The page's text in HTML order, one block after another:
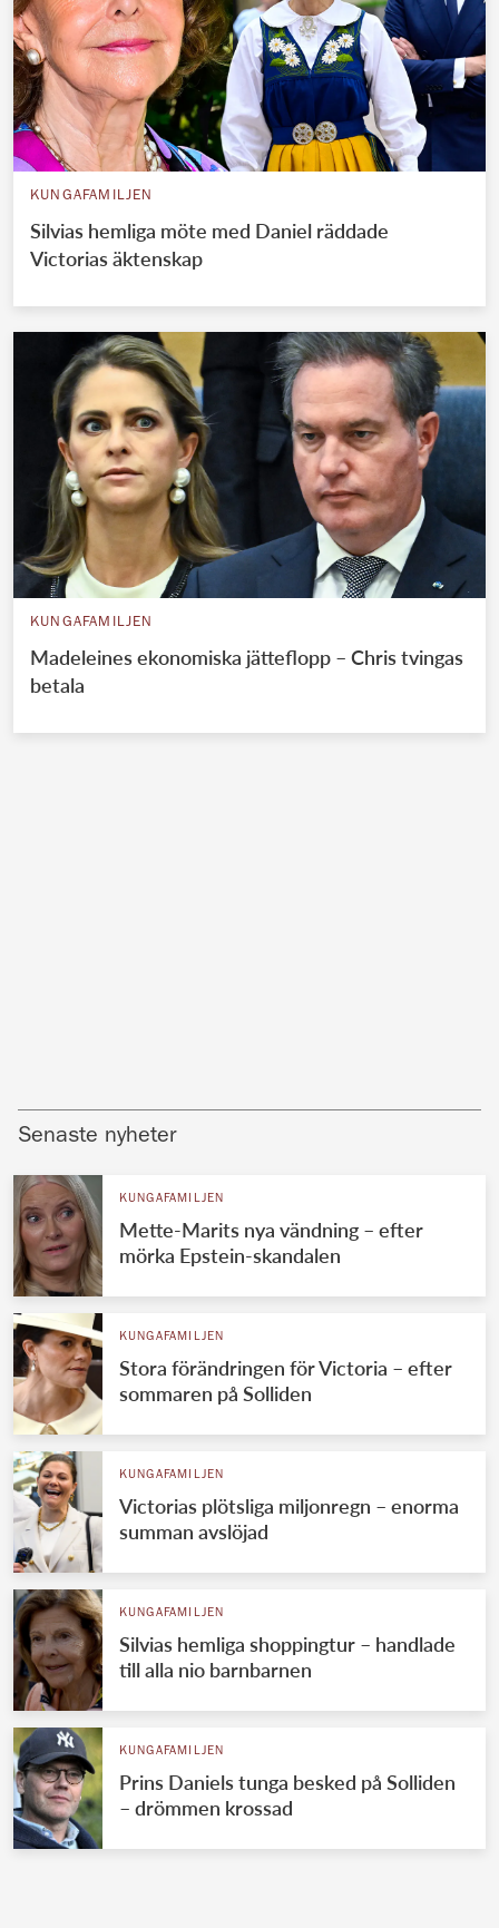
KUNGAFAMILJEN
Silvias hemliga möte med Daniel räddade
Victorias äktenskap
KUNGAFAMILJEN
Madeleines ekonomiska jätteflopp – Chris tvingas
betala
Senaste nyheter
KUNGAFAMILJEN
Mette-Marits nya vändning – efter
mörka Epstein-skandalen
KUNGAFAMILJEN
Stora förändringen för Victoria – efter
sommaren på Solliden
KUNGAFAMILJEN
Victorias plötsliga miljonregn – enorma
summan avslöjad
KUNGAFAMILJEN
Silvias hemliga shoppingtur – handlade
till alla nio barnbarnen
KUNGAFAMILJEN
Prins Daniels tunga besked på Solliden
– drömmen krossad